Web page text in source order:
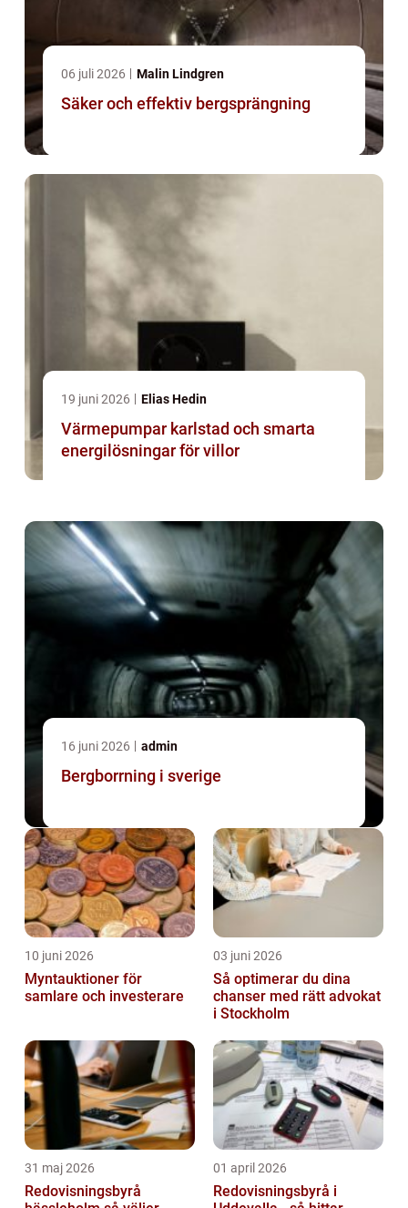
06 juli 2026 Malin Lindgren
Säker och effektiv bergsprängning
19 juni 2026 Elias Hedin
Värmepumpar karlstad och smarta
energilösningar för villor
16 juni 2026 admin
Bergborrning i sverige
10 juni 2026
Myntauktioner för
samlare och investerare
03 juni 2026
Så optimerar du dina
chanser med rätt advokat
i Stockholm
31 maj 2026
Redovisningsbyrå
01 april 2026
Redovisningsbyrå i